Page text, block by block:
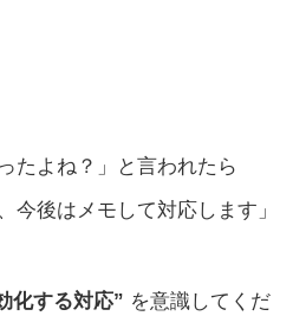
たよね？」と言われたら
今後はメモして対応します」
化する対応” を意識してくだ